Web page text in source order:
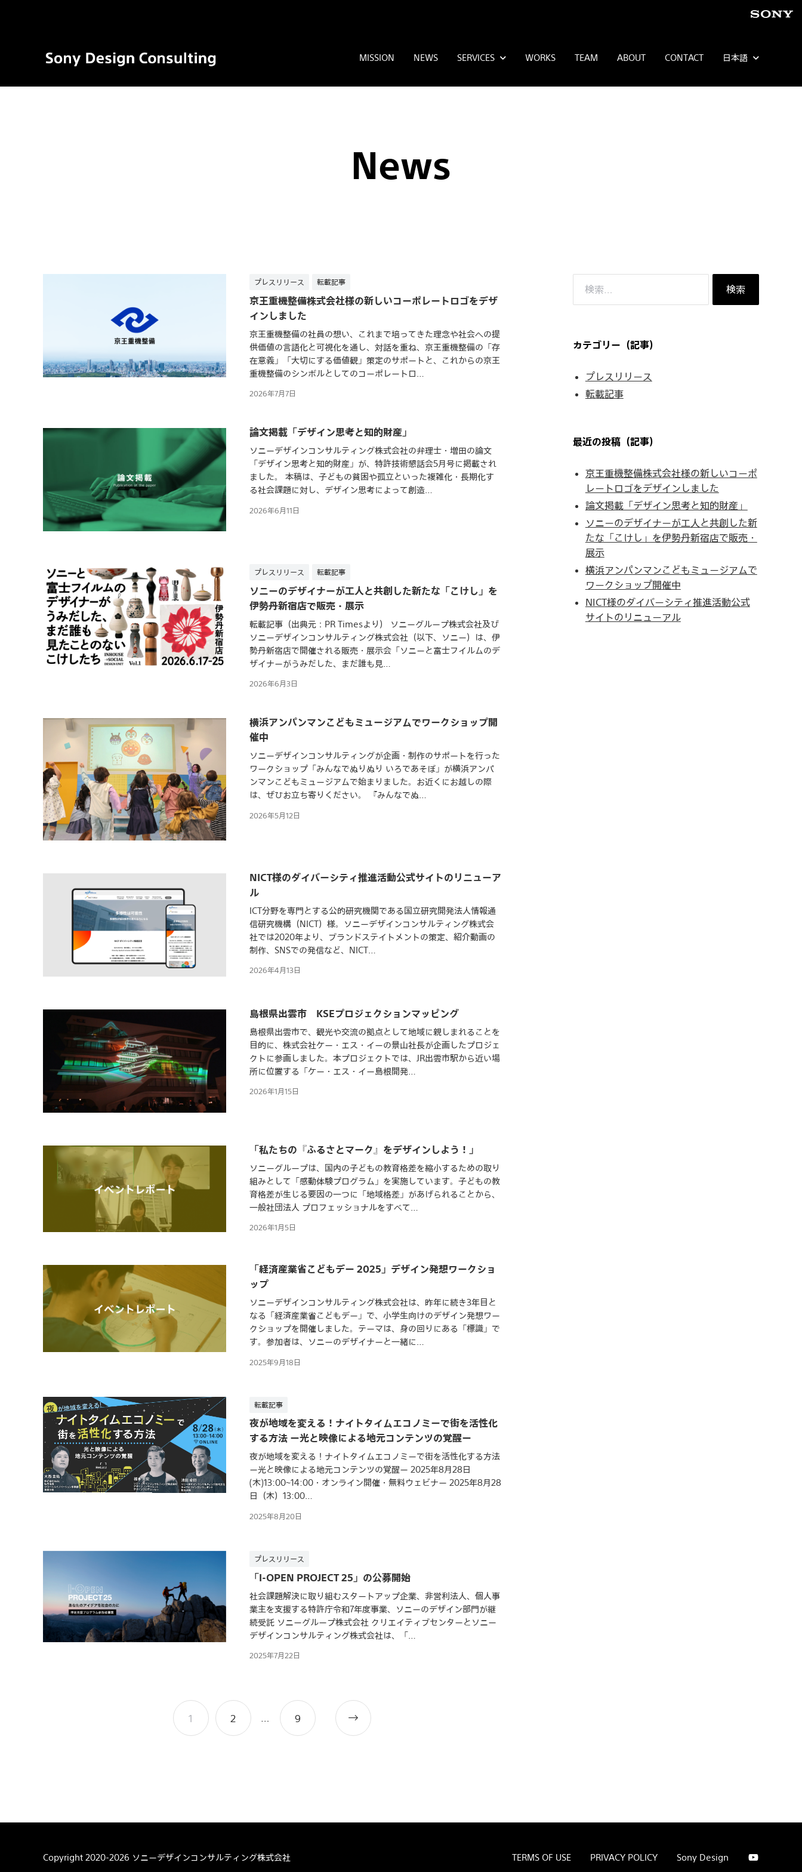
株
MISSION NEWS SERVICES WORKS TEAM ABOUT CONTACT 日本語
News
プレスリリース 転載記事
京王重機整備株式会社様の新しいコーポレートロゴをデザ
インしました
京王重機整備の社員の想い、これまで培ってきた理念や社会への提
供価値の言語化と可視化を通し、対話を重ね、京王重機整備の「存
在意義」「大切にする価値観」策定のサポートと、これからの京王
重機整備のシンボルとしてのコーポレートロ…
2026年7月7日
論文掲載「デザイン思考と知的財産」
ソニーデザインコンサルティング株式会社の弁理士・増田の論文
「デザイン思考と知的財産」が、特許技術懇話会5月号に掲載され
ました。 本稿は、子どもの貧困や孤立といった複雑化・長期化す
る社会課題に対し、デザイン思考によって創造…
2026年6月11日
プレスリリース 転載記事
ソニーのデザイナーが工人と共創した新たな「こけし」を
伊勢丹新宿店で販売・展示
転載記事（出典元：PR Timesより） ソニーグループ株式会社及び
ソニーデザインコンサルティング株式会社（以下、ソニー）は、伊
勢丹新宿店で開催される販売・展示会「ソニーと富士フイルムのデ
ザイナーがうみだした、まだ誰も見…
2026年6月3日
横浜アンパンマンこどもミュージアムでワークショップ開
催中
ソニーデザインコンサルティングが企画・制作のサポートを行った
ワークショップ「みんなでぬりぬり いろであそぼ」が横浜アンパ
ンマンこどもミュージアムで始まりました。お近くにお越しの際
は、ぜひお立ち寄りください。 『みんなでぬ…
2026年5月12日
NICT様のダイバーシティ推進活動公式サイトのリニューア
ル
ICT分野を専門とする公的研究機関である国立研究開発法人情報通
信研究機構（NICT）様。ソニーデザインコンサルティング株式会
社では2020年より、ブランドステイトメントの策定、紹介動画の
制作、SNSでの発信など、NICT…
2026年4月13日
島根県出雲市 KSEプロジェクションマッピング
島根県出雲市で、観光や交流の拠点として地域に親しまれることを
目的に、株式会社ケー・エス・イーの景山社長が企画したプロジェ
クトに参画しました。本プロジェクトでは、JR出雲市駅から近い場
所に位置する「ケー・エス・イー島根開発…
2026年1月15日
「私たちの『ふるさとマーク』をデザインしよう！」
ソニーグループは、国内の子どもの教育格差を縮小するための取り
組みとして「感動体験プログラム」を実施しています。子どもの教
育格差が生じる要因の一つに「地域格差」があげられることから、
一般社団法人 プロフェッショナルをすべて…
2026年1月5日
「経済産業省こどもデー 2025」デザイン発想ワークショ
ップ
ソニーデザインコンサルティング株式会社は、昨年に続き3年目と
なる「経済産業省こどもデー」で、小学生向けのデザイン発想ワー
クショップを開催しました。テーマは、身の回りにある「標識」で
す。参加者は、ソニーのデザイナーと一緒に…
2025年9月18日
転載記事
夜が地域を変える！ナイトタイムエコノミーで街を活性化
する方法 ー光と映像による地元コンテンツの覚醒ー
夜が地域を変える！ナイトタイムエコノミーで街を活性化する方法
ー光と映像による地元コンテンツの覚醒ー 2025年8月28日
(木)13:00~14:00・オンライン開催・無料ウェビナー 2025年8月28
日（木）13:00…
2025年8月20日
プレスリリース
「I-OPEN PROJECT 25」の公募開始
社会課題解決に取り組むスタートアップ企業、非営利法人、個人事
業主を支援する特許庁令和7年度事業、ソニーのデザイン部門が継
続受託 ソニーグループ株式会社 クリエイティブセンターとソニー
デザインコンサルティング株式会社は、「…
2025年7月22日
シ
1 2 9 Older
カテゴリー（記事）
プレスリリース
転載記事
最近の投稿（記事）
京王重機整備株式会社様の新しいコーポ
レートロゴをデザインしました
論文掲載「デザイン思考と知的財産」
ソニーのデザイナーが工人と共創した新
たな「こけし」を伊勢丹新宿店で販売・
展示
横浜アンパンマンこどもミュージアムで
ワークショップ開催中
NICT様のダイバーシティ推進活動公式
サイトのリニューアル
Copyright 2020-2026 ソニーデザインコンサルティング株式会社 TERMS OF USE PRIVACY POLICY Sony Design Youtube